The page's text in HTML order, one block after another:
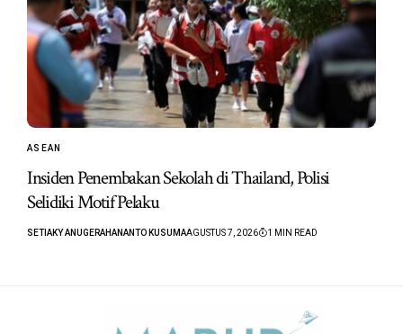
ASEAN
Insiden Penembakan Sekolah di Thailand, Polisi
Selidiki Motif Pelaku
SETIAKY ANUGERAHANANTO KUSUMAAGUSTUS 7, 2026 1 MIN READ